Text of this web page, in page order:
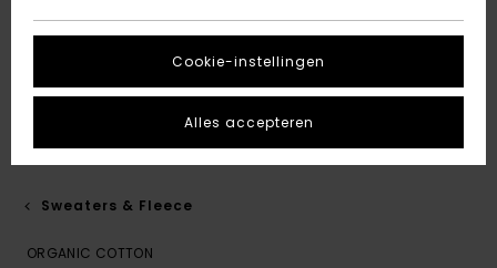
Sweaters & Fleece
ORGANIC COTTON
Cookie-instellingen
Alles accepteren